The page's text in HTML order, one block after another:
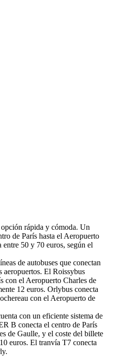
opción rápida y cómoda. Un
de París hasta el Aeropuerto
entre 50 y 70 euros, según el
de autobuses que conectan
aeropuertos. El Roissybus
con el Aeropuerto Charles de
12 euros. Orlybus conecta
con el Aeropuerto de
con un eficiente sistema de
B conecta el centro de París
de Gaulle, y el coste del billete
euros. El tranvía T7 conecta